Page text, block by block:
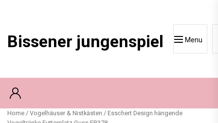
Bissener jungenspiel Menu
Home / Vogelhäuser & Nistkästen / Esschert Design hängende